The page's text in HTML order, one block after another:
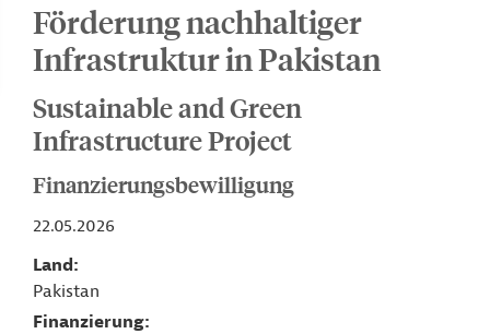
Förderung nachhaltiger
Infrastruktur in Pakistan
Sustainable and Green
Infrastructure Project
Finanzierungsbewilligung
22.05.2026
Land
Pakistan
Finanzierung